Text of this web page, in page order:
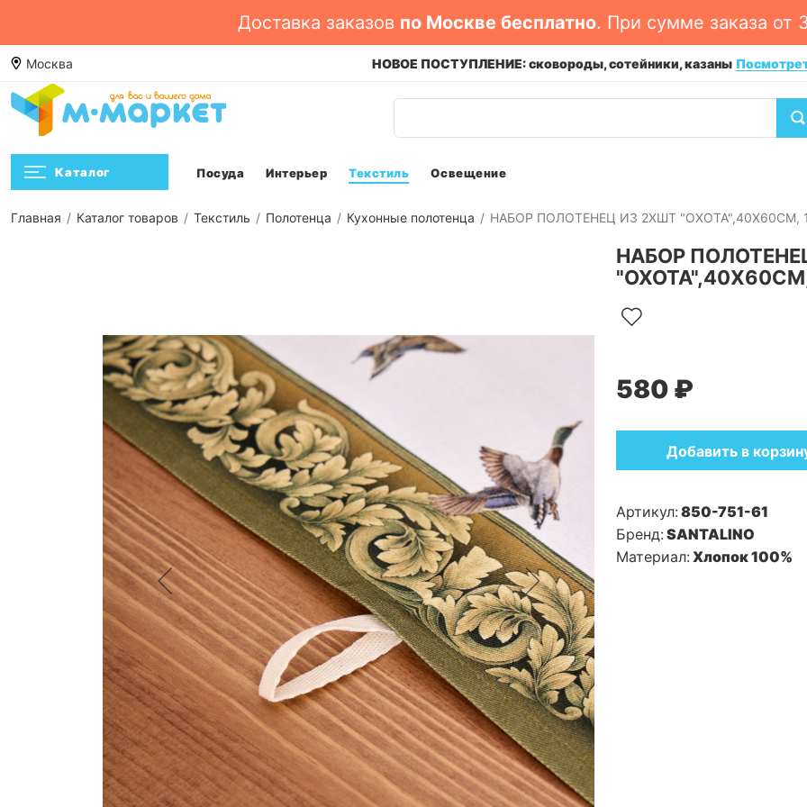
Доставка заказов по Москве бесплатно. При сумме заказа от
Москва
Смотреть -> НОВОЕ ПОСТУПЛЕНИЕ: сковороды, сотейники, казаны
Каталог Посуда Интерьер Текстиль Освещение
Главная Каталог товаров Текстиль Полотенца Кухонные полотенца НАБОР ПОЛОТЕНЕЦ ИЗ 2ХШТ "ОХОТА",40Х60СМ,
НАБОР
580 ₽
Добавить в
Артикул: 850-751-61
Бренд: SANTALINO
Материал: Хлопок 100%